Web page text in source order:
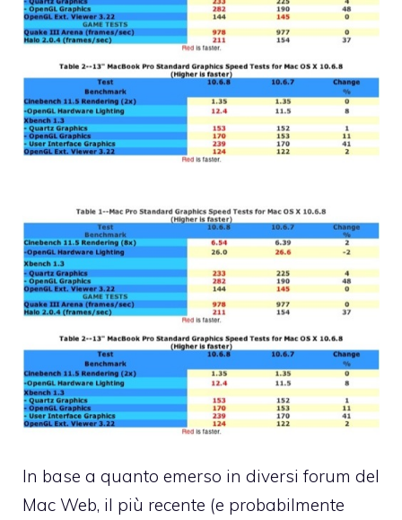
In base a quanto emerso in diversi forum del
Mac Web, il più recente (e probabilmente